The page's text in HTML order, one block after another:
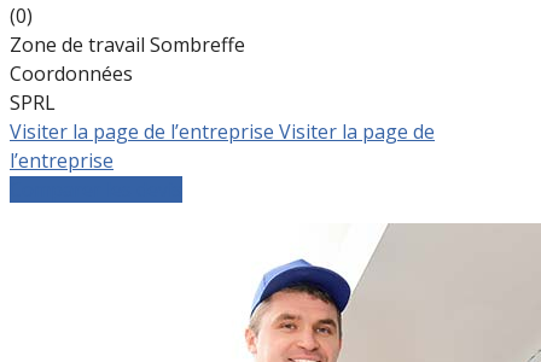
(0)
Zone de travail Sombreffe
Coordonnées
SPRL
Visiter la page de l’entreprise Visiter la page de
l’entreprise